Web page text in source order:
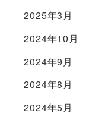
2025年3月
2024年10月
2024年9月
2024年8月
2024年5月